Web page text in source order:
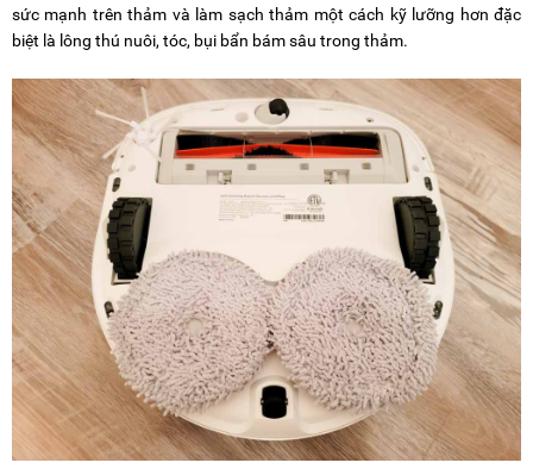
sức mạnh trên thảm và làm sạch thảm một cách kỹ lưỡng hơn đặc
biệt là lông thú nuôi, tóc, bụi bẩn bám sâu trong thảm.